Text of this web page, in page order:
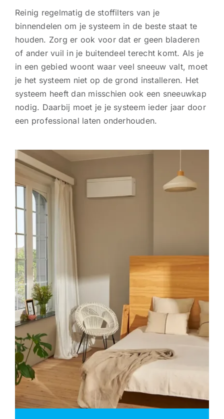
Reinig regelmatig de stoffilters van je
binnendelen om je systeem in de beste staat te
houden. Zorg er ook voor dat er geen bladeren
of ander vuil in je buitendeel terecht komt. Als je
in een gebied woont waar veel sneeuw valt, moet
je het systeem niet op de grond installeren. Het
systeem heeft dan misschien ook een sneeuwkap
nodig. Daarbij moet je je systeem ieder jaar door
een professional laten onderhouden.